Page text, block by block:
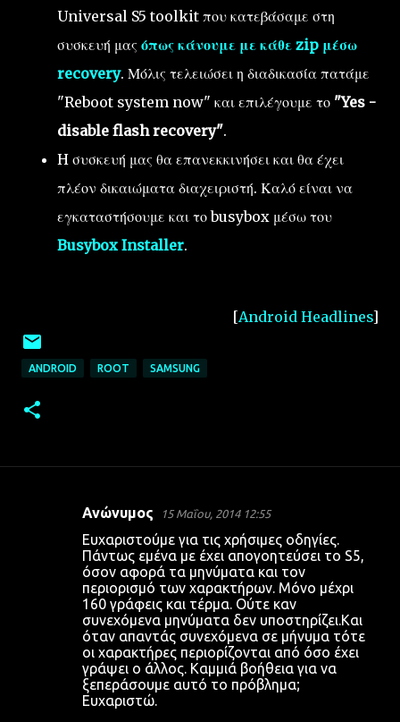
Universal S5 toolkit που κατεβάσαμε στη
συσκευή μας όπως κάνουμε με κάθε zip μέσω
recovery. Μόλις τελειώσει η διαδικασία πατάμε
"Reboot system now" και επιλέγουμε το "Yes -
disable flash recovery".
H συσκευή μας θα επανεκκινήσει και θα έχει
πλέον δικαιώματα διαχειριστή. Καλό είναι να
εγκαταστήσουμε και το busybox μέσω του
Busybox Installer.
[Android Headlines]
ANDROID ROOT SAMSUNG
Ανώνυμος 15 Μαΐου, 2014 12:55
Ευχαριστούμε για τις χρήσιμες οδηγίες.
Πάντως εμένα με έχει απογοητεύσει το S5,
όσον αφορά τα μηνύματα και τον
περιορισμό των χαρακτήρων. Μόνο μέχρι
160 γράφεις και τέρμα. Ούτε καν
συνεχόμενα μηνύματα δεν υποστηρίζει.Και
όταν απαντάς συνεχόμενα σε μήνυμα τότε
οι χαρακτήρες περιορίζονται από όσο έχει
γράψει ο άλλος. Καμμιά βοήθεια για να
ξεπεράσουμε αυτό το πρόβλημα;
Ευχαριστώ.